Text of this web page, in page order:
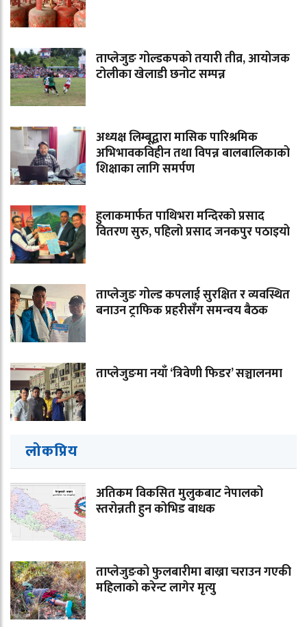
ताप्लेजुङ गोल्डकपको तयारी तीव्र, आयोजक
टोलीका खेलाडी छनोट सम्पन्न
अध्यक्ष लिम्बूद्वारा मासिक पारिश्रमिक
अभिभावकविहीन तथा विपन्न बालबालिकाको
शिक्षाका लागि समर्पण
हुलाकमार्फत पाथिभरा मन्दिरको प्रसाद
वितरण सुरु, पहिलो प्रसाद जनकपुर पठाइयो
ताप्लेजुङ गोल्ड कपलाई सुरक्षित र व्यवस्थित
बनाउन ट्राफिक प्रहरीसँग समन्वय बैठक
ताप्लेजुङमा नयाँ ‘त्रिवेणी फिडर’ सञ्चालनमा
लोकप्रिय
अतिकम विकसित मुलुकबाट नेपालको
स्तरोन्नती हुन कोभिड बाधक
ताप्लेजुङको फुलबारीमा बाख्रा चराउन गएकी
महिलाको करेन्ट लागेर मृत्यु